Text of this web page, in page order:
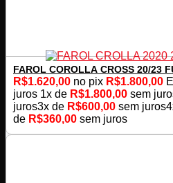
FAROL COROLLA CROSS 20/23
R$1.620,00 no pix R$1.800,00
juros 1x de R$1.800,00 sem
juros3x de R$600,00 sem juros
de R$360,00 sem juros